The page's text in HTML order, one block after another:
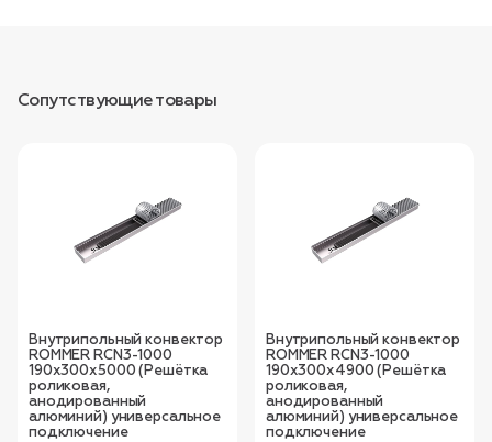
Сопутствующие товары
Внутрипольный конвектор
ROMMER RCN3-1000
190х300х5000 (Решётка
роликовая,
анодированный
алюминий) универсальное
подключение
Внутрипольный конвектор
ROMMER RCN3-1000
190х300х4900 (Решётка
роликовая,
анодированный
алюминий) универсальное
подключение